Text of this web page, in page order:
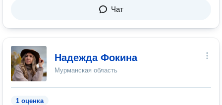
Чат
Надежда Фокина
Мурманская область
1 оценка